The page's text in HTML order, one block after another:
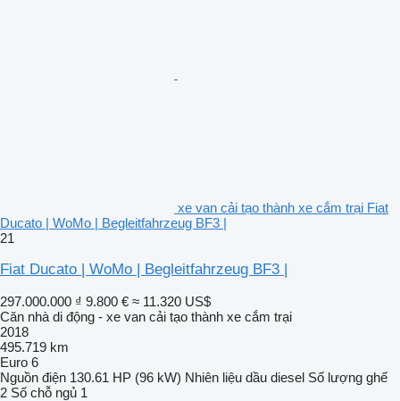
xe van cải tạo thành xe cắm trại Fiat
Ducato | WoMo | Begleitfahrzeug BF3 |
21
Fiat Ducato | WoMo | Begleitfahrzeug BF3 |
297.000.000 ₫ 9.800 € ≈ 11.320 US$
Căn nhà di động - xe van cải tạo thành xe cắm trại
2018
495.719 km
Euro 6
Nguồn điện 130.61 HP (96 kW) Nhiên liệu dầu diesel Số lượng ghế
2 Số chỗ ngủ 1